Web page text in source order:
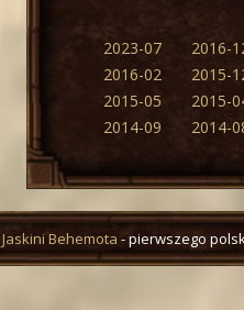
2023-07
2016-
2016-02
2015-
2015-05
2015-
2014-09
2014-
Jaskini Behemota - pierwszego